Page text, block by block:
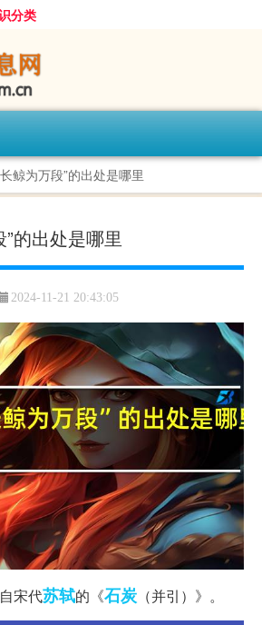
分类
鲸为万段”的出处是哪里
的出处是哪里
2024-11-21 20:43:05
宋代苏轼的《石炭 （并引）》。